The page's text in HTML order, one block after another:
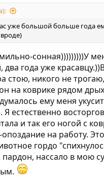
уже большой больше года
сонная)))))))))У
года уже
стою, никого не
на коврике рядом
ему меня
естественно
и так его ногой с
на работу. Это
гордо
нассало в мою